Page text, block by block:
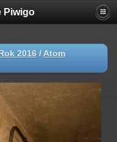
Piwigo
2016 / Atom